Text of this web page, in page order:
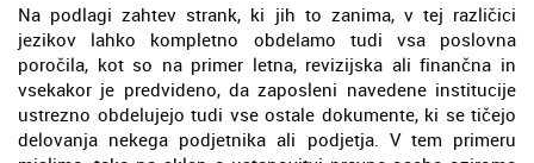
Na podlagi zahtev strank, ki jih to zanima, v tej različici
jezikov lahko kompletno obdelamo tudi vsa poslovna
poročila, kot so na primer letna, revizijska ali finančna in
vsekakor je predvideno, da zaposleni navedene institucije
ustrezno obdelujejo tudi vse ostale dokumente, ki se tičejo
delovanja nekega podjetnika ali podjetja. V tem primeru